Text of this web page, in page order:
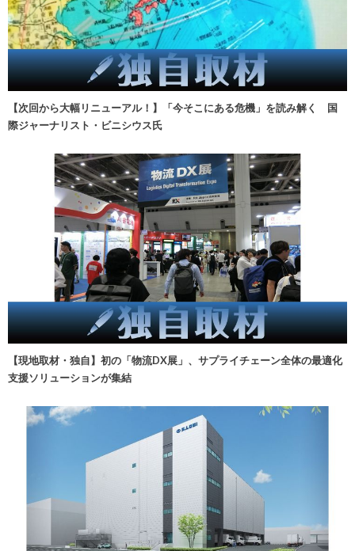
【次回から大幅リニューアル！】「今そこにある危機」を読み解く 国
際ジャーナリスト・ビニシウス氏
【現地取材・独自】初の「物流DX展」、サプライチェーン全体の最適化
支援ソリューションが集結